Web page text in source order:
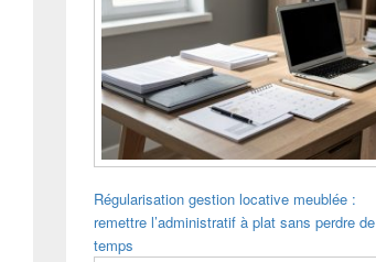
Régularisation gestion locative meublée :
remettre l’administratif à plat sans perdre de
temps